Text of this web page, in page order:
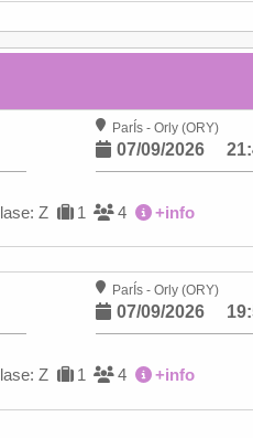
ParÍs - Orly (ORY)
07/09/2026
Z 1 4 +info
ParÍs - Orly (ORY)
07/09/2026
Z 1 4 +info